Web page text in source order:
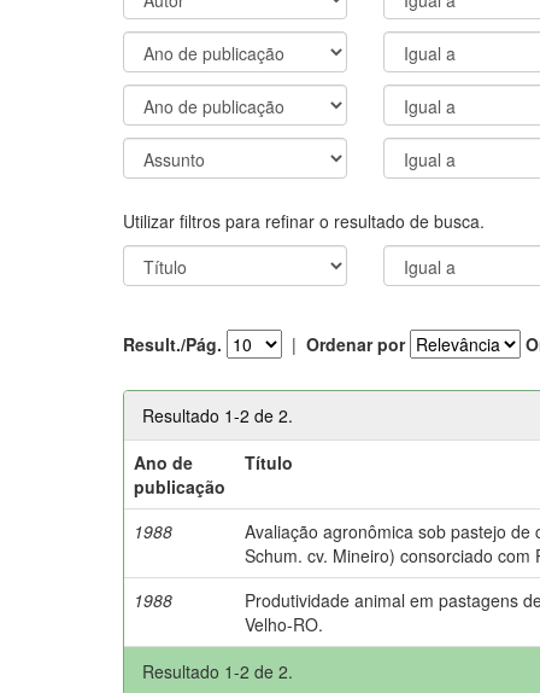
Utilizar filtros para refinar o resultado de busca.
Result./Pág. | Ordenar por
Resultado 1-2 de 2.
Ano de
publicação
Título
1988
Avaliação agronômica sob pastejo
Schum. cv. Mineiro) consorciado
1988
Produtividade animal em pastagens
Velho-RO.
Resultado 1-2 de 2.